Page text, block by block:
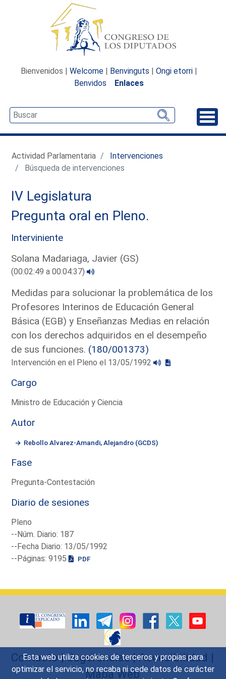
Esta web utiliza cookies de terceros y propias para
optimizar el servicio, no recaba ni cede datos de carácter
Bienvenidos | Welcome | Benvinguts | Ongi etorri |
Benvidos
Enlaces
Actividad Parlamentaria
Intervenciones
Búsqueda de intervenciones
IV Legislatura
Pregunta oral en Pleno.
Interviniente
Solana Madariaga, Javier (GS)
(00:02:49 a 00:04:37)
Medidas para solucionar la problemática de los
Profesores Interinos de Educación General
Básica (EGB) y Enseñanzas Medias en relación
con los derechos adquiridos en el desempeño
de sus funciones. (180/001373)
Intervención en el Pleno el 13/05/1992
Cargo
Ministro de Educación y Ciencia
Autor
Rebollo Alvarez-Amandi, Alejandro (GCDS)
Fase
Pregunta-Contestación
Diario de sesiones
Pleno
--Núm. Diario: 187
--Fecha Diario: 13/05/1992
--Páginas: 9195
PDF
Contacto|Sugerencias|Accesibilidad |
Mapa Web